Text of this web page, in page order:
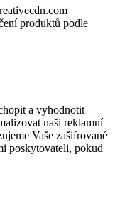
produktů podle
a vyhodnotit
naši reklamní
Vaše zašifrované
poskytovateli, pokud